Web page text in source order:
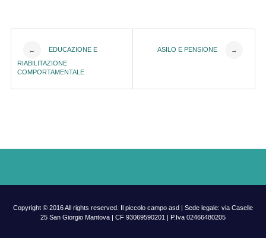
Post
navigation
←
EDUCAZIONE E
RIABILITAZIONE
COMPORTAMENTALE
ASILO E PENSIONE →
Copyright © 2016 All rights reserved. Il piccolo campo asd | Sede legale: via Caselle
25 San Giorgio Mantova | CF 93069590201 | P.Iva 02466480205